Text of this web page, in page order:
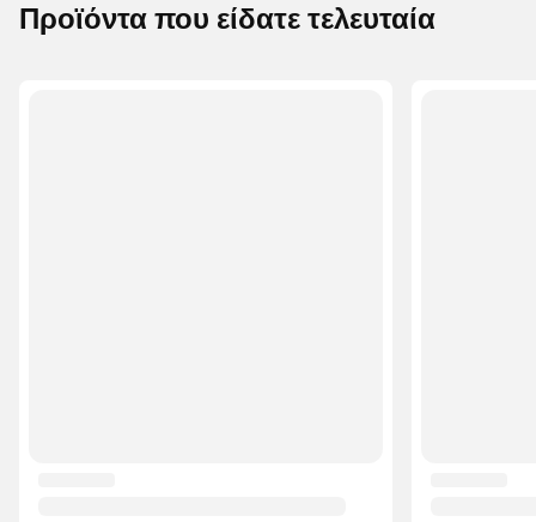
Προϊόντα που είδατε τελευταία